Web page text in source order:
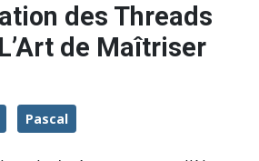
des Threads
de Maîtriser
Pascal